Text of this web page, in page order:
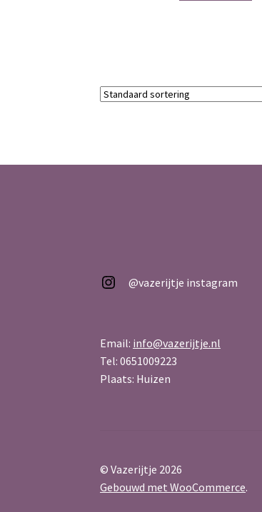
@vazerijtje
@vazerijtje instagram
Email: info@vazerijtje.nl
Tel: 0651009223
Plaats: Huizen
© Vazerijtje 2026
Gebouwd met WooCommerce.